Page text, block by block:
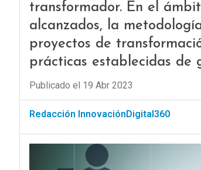
transformador. En el
alcanzados, la
proyectos de
prácticas establecidas de
Publicado el 19 Abr 2023
Redacción InnovaciónDigital360